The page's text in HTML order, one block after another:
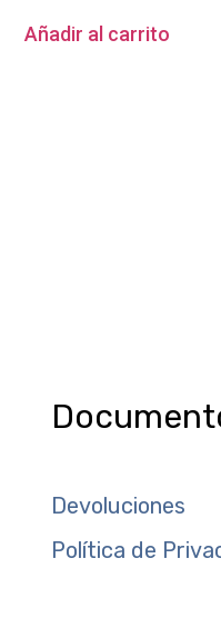
Añadir al carrito
Devoluciones
Política de